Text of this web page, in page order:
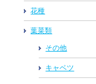
花種
葉菜類
その他
キャベツ